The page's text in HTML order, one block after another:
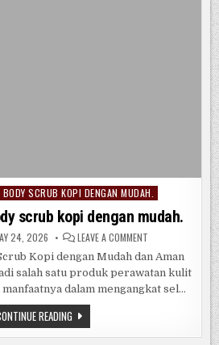
SCRUB KOPI DENGAN MUDAH.
scrub kopi dengan mudah.
24, 2026 LEAVE A COMMENT
MENCUCI
SCRUB
KOPI
DENGAN
Kopi dengan Mudah dan Aman
salah satu produk perawatan kulit
dalam mengangkat sel…
READINGCARA
MENCUCI
BODY